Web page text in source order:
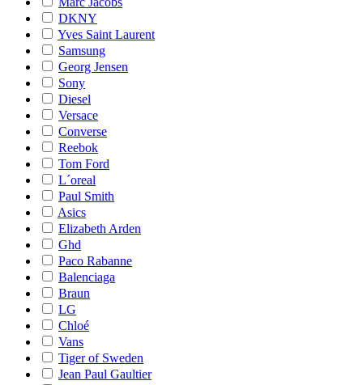
DKNY
Yves Saint Laurent
Samsung
Georg Jensen
Sony
Diesel
Versace
Converse
Reebok
Tom Ford
L´oreal
Paul Smith
Asics
Elizabeth Arden
Ghd
Paco Rabanne
Balenciaga
Braun
LG
Chloé
Vans
Tiger of Sweden
Jean Paul Gaultier